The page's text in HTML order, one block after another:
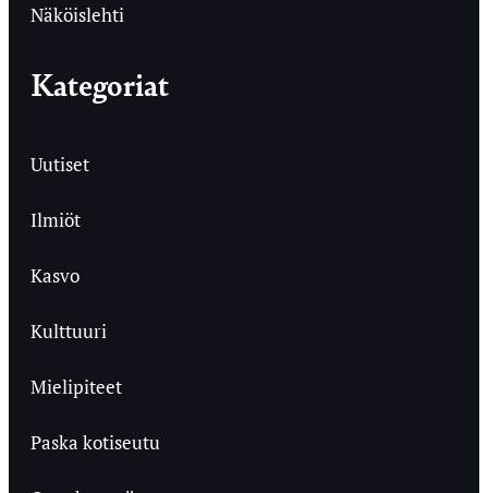
Näköislehti
Kategoriat
Uutiset
Ilmiöt
Kasvo
Kulttuuri
Mielipiteet
Paska kotiseutu